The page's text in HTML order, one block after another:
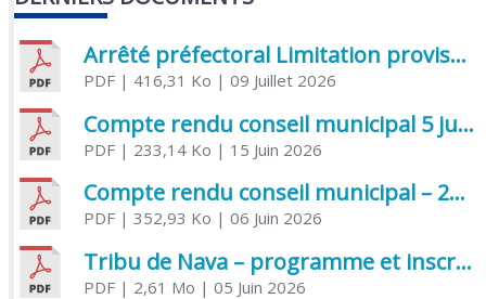
Arrêté préfectoral Limitation provisoire des usages de l’eau
PDF| 416,31 Ko | 09 Juillet 2026
Compte rendu conseil municipal 5 juin 2026 sénatoriale
PDF| 233,14 Ko | 15 Juin 2026
Compte rendu conseil municipal – 21 avril 2026
PDF| 352,93 Ko | 06 Juin 2026
Tribu de Nava – programme et inscriptions été 2026
PDF| 2,61 Mo | 05 Juin 2026